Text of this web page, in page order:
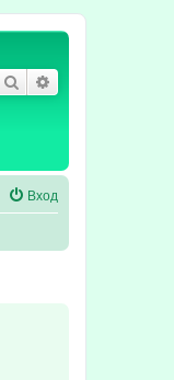
Поиск
Вход